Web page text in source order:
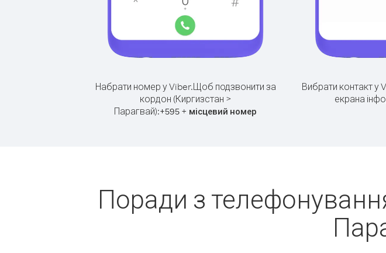
Набрати номер у Viber.Щоб подзвонити за
кордон (Киргизстан >
Парагвай):+595 + місцевий номер
Вибрати контакт у
екрана
Поради з